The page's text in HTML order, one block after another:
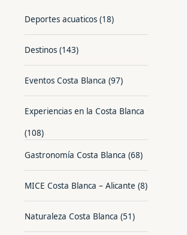
Deportes acuaticos (18)
Destinos (143)
Eventos Costa Blanca (97)
Experiencias en la Costa Blanca
(108)
Gastronomía Costa Blanca (68)
MICE Costa Blanca – Alicante (8)
Naturaleza Costa Blanca (51)